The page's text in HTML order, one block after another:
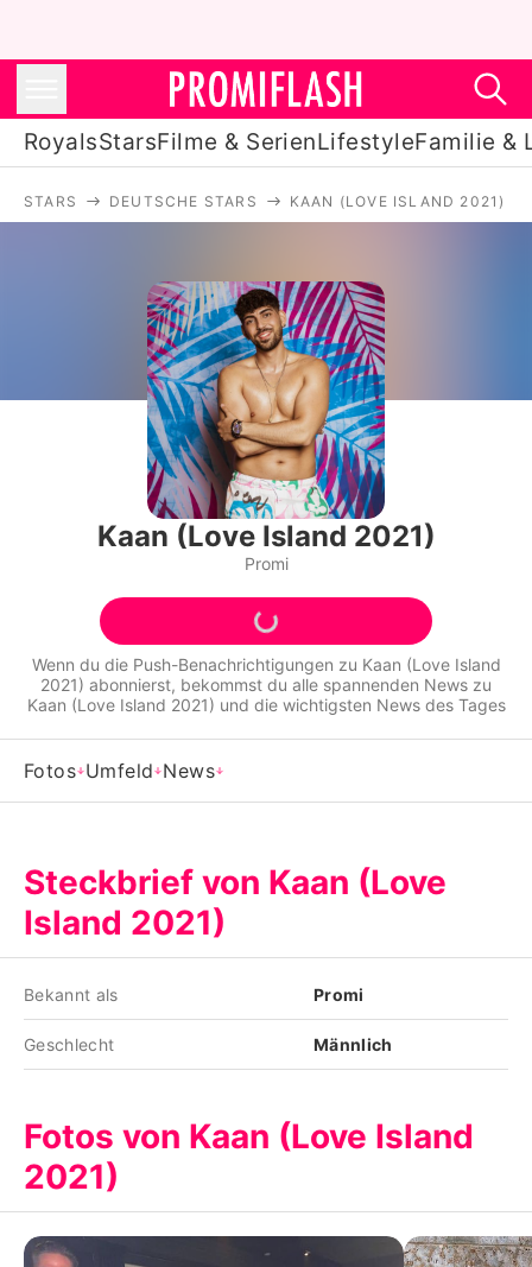
RoyalsStarsFilme & SerienLifestyleFamilie &
Filme & Serien
Lifestyle
Familie & Liebe
Promiflash Exklusiv
Alle Themen auf Promiflash
Jobs
App runterladen
Team
Impressum
Nutzungsbedingungen
Utiq verwalten
STARS DEUTSCHE STARS KAAN (LOVE ISLAND 2021)
Kaan (Love Island 2021)
Promi
Wenn du die Push-Benachrichtigungen zu Kaan (Love Island
2021) abonnierst, bekommst du alle spannenden News zu
Kaan (Love Island 2021) und die wichtigsten News des Tages
Fotos Umfeld News
Steckbrief von Kaan (Love
Island 2021)
Bekannt als Promi
Geschlecht Männlich
Fotos von Kaan (Love Island
2021)